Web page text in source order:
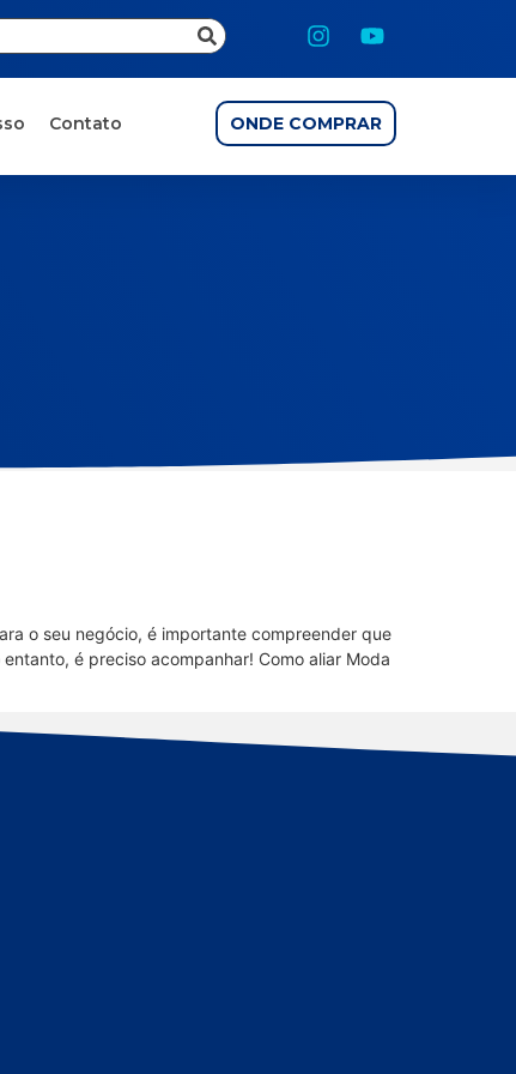
Contato ONDE COMPRAR
o seu negócio, é importante compreender que
é preciso acompanhar! Como aliar Moda